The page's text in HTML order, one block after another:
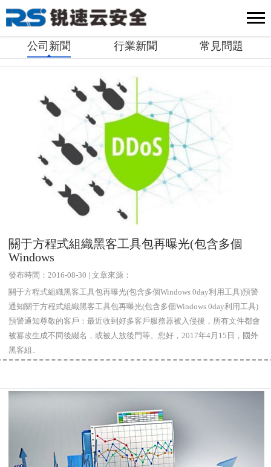
公司新聞 行業新聞 常見問題
關于方程式組織黑客工具包再曝光(包含多個
Windows
發布時間：2016-08-30 | 文章來源：
關于方程式組織黑客工具包再曝光(包含多個Windows 0day利用工具)預警
通知關于方程式組織黑客工具包再曝光(包含多個Windows 0day利用工具)
預警通知尊敬的客戶：最近收到好多客戶服務器被入侵後，所有文件都會
被篡改生成不同後綴名，或被人放後門等。您好，2017年4月15日，國外
黑客組..